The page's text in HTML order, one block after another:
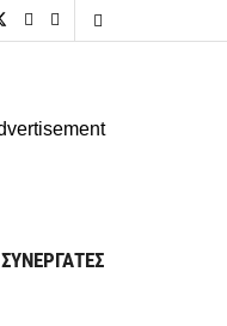
ΣΥΝΕΡΓΑΤΕΣ